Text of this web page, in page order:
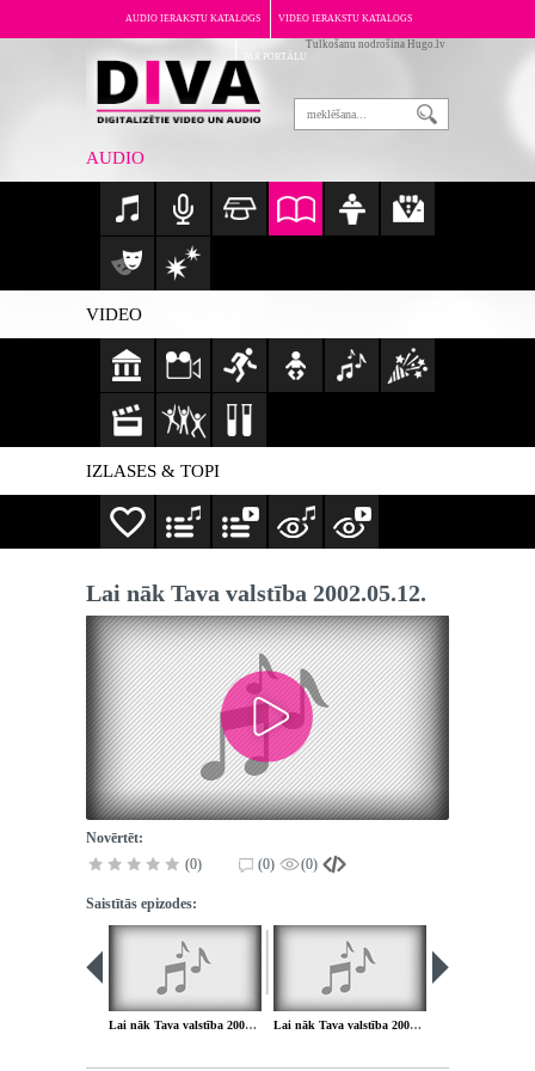
AUDIO IERAKSTU KATALOGS VIDEO IERAKSTU KATALOGS
PAR PORTĀLU
Tulkošanu nodrošina Hugo.lv
AUDIO
VIDEO
IZLASES & TOPI
Lai nāk Tava valstība 2002.05.12.
Novērtēt:
(0)
(0) (0)
Saistītās epizodes:
Lai nāk Tava valstība 2002.04.28. Lai nāk Tava valstība 2002.05.19.